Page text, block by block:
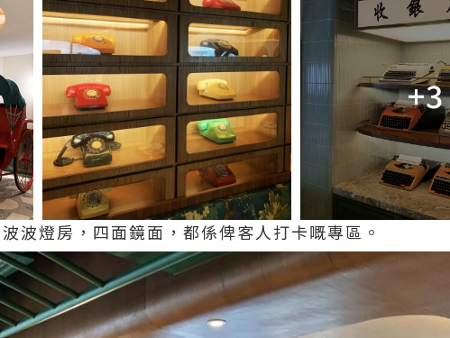
+3
波燈房，四面鏡面，都係俾客人打卡嘅專區。